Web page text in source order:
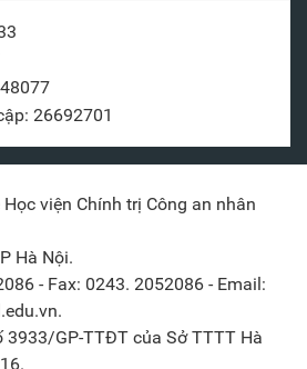
26692701
viện Chính trị Công an nhân
Hà Nội.
- Fax: 0243. 2052086 - Email:
3933/GP-TTĐT của Sở TTTT Hà